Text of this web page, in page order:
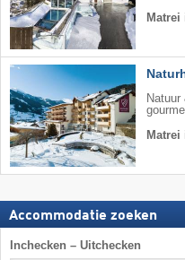
Matrei
Natuur
Matrei
Accommodatie zoeken
Inchecken – Uitchecken